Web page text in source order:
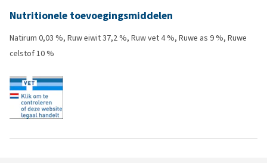
Nutritionele toevoegingsmiddelen
Natirum 0,03 %, Ruw eiwit 37,2 %, Ruw vet 4 %, Ruwe as 9 %, Ruwe
celstof 10 %